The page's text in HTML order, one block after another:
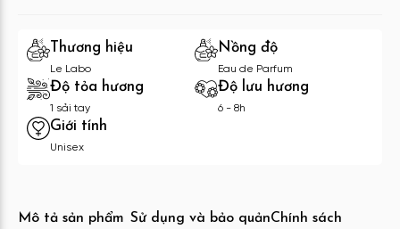
Thương hiệu
Le Labo
Nồng độ
Eau de Parfum
Độ tỏa hương
1 sải tay
Độ lưu hương
6 - 8h
Giới tính
Unisex
Mô tả sản phẩm Sử dụng và bảo quảnChính sách